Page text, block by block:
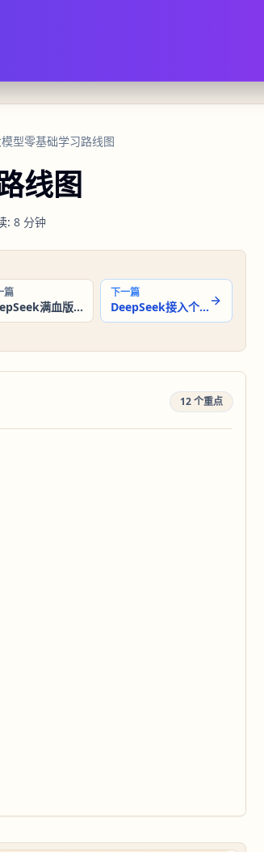
型零基础学习路线图
线图
: 8 分钟
篇
DeepSeek满血版，直接在线飞速跑，确实可以封神了！
下一篇
DeepSeek接入个人知识库安装包发布，没有网也能飞速跑
12 个重点